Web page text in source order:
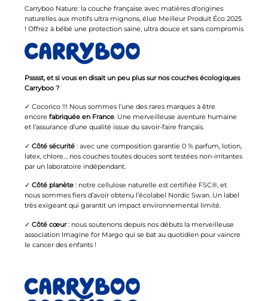
Carryboo Nature: la couche française avec matières d’origines
naturelles aux motifs ultra mignons, élue Meilleur Produit Éco 2025
! Offrez à bébé une protection saine, ultra douce et sans compromis
Psssst, et si vous en disait un peu plus sur nos couches écologiques
Carryboo ?
✓ Cocorico !!! Nous sommes l’une des rares marques à être
encore fabriquée en France. Une merveilleuse aventure humaine
et l’assurance d’une qualité issue du savoir-faire français.
✓ Côté sécurité: avec une composition garantie 0 % parfum, lotion,
latex, chlore… nos couches toutes douces sont testées non-irritantes
par un laboratoire indépendant.
✓ Côté planète : notre cellulose naturelle est certifiée FSC®, et
nous sommes fiers d’avoir obtenu l’écolabel Nordic Swan. Un label
très exigeant qui garantit un impact environnemental limité.
✓ Côté cœur: nous soutenons depuis nos débuts la merveilleuse
association Imagine for Margo qui se bat au quotidien pour vaincre
le cancer des enfants !